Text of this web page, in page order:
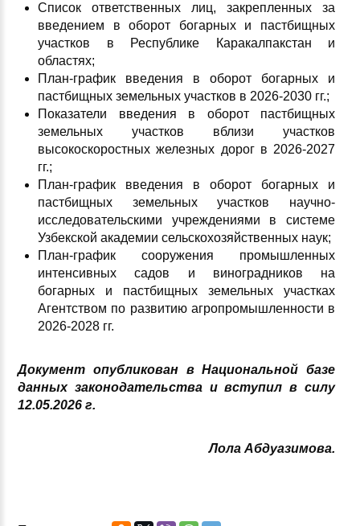
Список ответственных лиц, закрепленных за
введением в оборот богарных и пастбищных
участков в Республике Каракалпакстан и
областях;
План-график введения в оборот богарных и
пастбищных земельных участков в 2026-2030 гг.;
Показатели введения в оборот пастбищных
земельных участков вблизи участков
высокоскоростных железных дорог в 2026-2027
гг.;
План-график введения в оборот богарных и
пастбищных земельных участков научно-
исследовательскими учреждениями в системе
Узбекской академии сельскохозяйственных наук;
План-график сооружения промышленных
интенсивных садов и виноградников на
богарных и пастбищных земельных участках
Агентством по развитию агропромышленности в
2026-2028 гг.
Документ опубликован в Национальной базе
данных законодательства и вступил в силу
12.05.2026 г.
Лола Абдуазимова.